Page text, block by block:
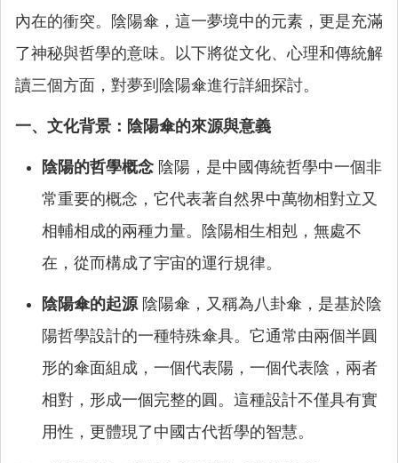
內在的衝突。陰陽傘，這一夢境中的元素，更是充滿
了神秘與哲學的意味。以下將從文化、心理和傳統解
讀三個方面，對夢到陰陽傘進行詳細探討。
一、文化背景：陰陽傘的來源與意義
陰陽的哲學概念 陰陽，是中國傳統哲學中一個非
常重要的概念，它代表著自然界中萬物相對立又
相輔相成的兩種力量。陰陽相生相剋，無處不
在，從而構成了宇宙的運行規律。
陰陽傘的起源陰陽傘，又稱為八卦傘，是基於陰
陽哲學設計的一種特殊傘具。它通常由兩個半圓
形的傘面組成，一個代表陽，一個代表陰，兩者
相對，形成一個完整的圓。這種設計不僅具有實
用性，更體現了中國古代哲學的智慧。